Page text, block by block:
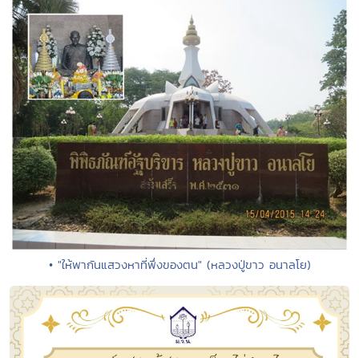
• "ให้พากันแสวงหาที่พึ่งของตน" (หลวงปู่ขาว อนาลโย)